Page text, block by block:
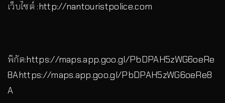
เว็บไซต์ :http://nantouristpolice.com
พิกัด:https://maps.app.goo.gl/PbDPAH5zWG6oeRe
8Ahttps://maps.app.goo.gl/PbDPAH5zWG6oeRe8
A